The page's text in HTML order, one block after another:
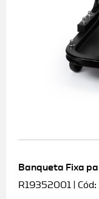
Banqueta Fixa
R19352001 |